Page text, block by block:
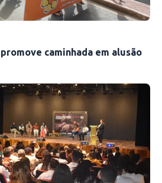
caminhada em alusão